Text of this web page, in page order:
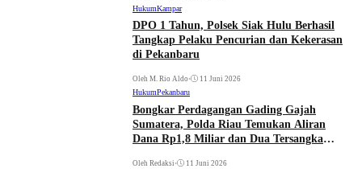
HukumKampar
DPO 1 Tahun, Polsek Siak Hulu Berhasil
Tangkap Pelaku Pencurian dan Kekerasan
di Pekanbaru
Oleh M. Rio Aldo • 11 Juni 2026
HukumPekanbaru
Bongkar Perdagangan Gading Gajah
Sumatera, Polda Riau Temukan Aliran
Dana Rp1,8 Miliar dan Dua Tersangka
Oleh Redaksi • 11 Juni 2026